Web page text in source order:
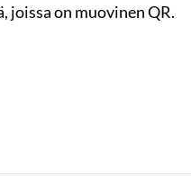
joissa on muovinen QR.